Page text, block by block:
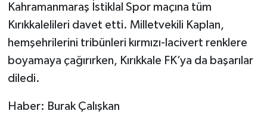
Kahramanmaraş İstiklal Spor maçına tüm
Kırıkkalelileri davet etti. Milletvekili Kaplan,
hemşehrilerini tribünleri kırmızı-lacivert renklere
boyamaya çağırırken, Kırıkkale FK’ya da başarılar
diledi.
Haber: Burak Çalışkan